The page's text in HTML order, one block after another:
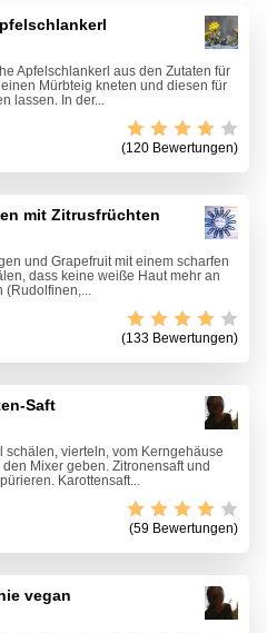
Apfelschlankerl aus den Zutaten für
Mürbteig kneten und diesen für
lassen. In der...
(120 Bewertungen)
mit Zitrusfrüchten
und Grapefruit mit einem scharfen
dass keine weiße Haut mehr an
(Rudolfinen,...
(133 Bewertungen)
Saft
schälen, vierteln, vom Kerngehäuse
Mixer geben. Zitronensaft und
Karottensaft...
(59 Bewertungen)
vegan